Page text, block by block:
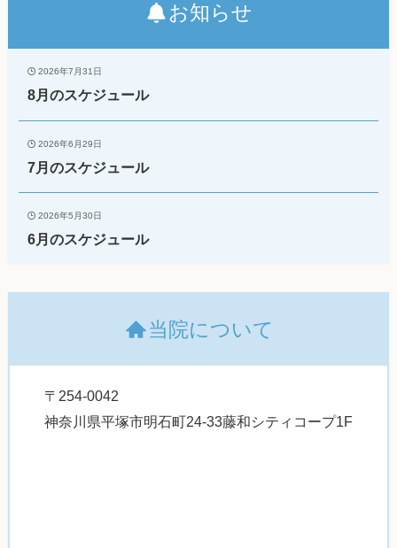
お知らせ
2026年7月31日
8月のスケジュール
2026年6月29日
7月のスケジュール
2026年5月30日
6月のスケジュール
当院について
〒254-0042
神奈川県平塚市明石町24-33藤和シティコープ1F